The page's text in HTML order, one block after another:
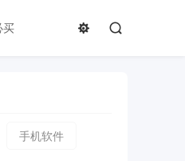
买
手机软件